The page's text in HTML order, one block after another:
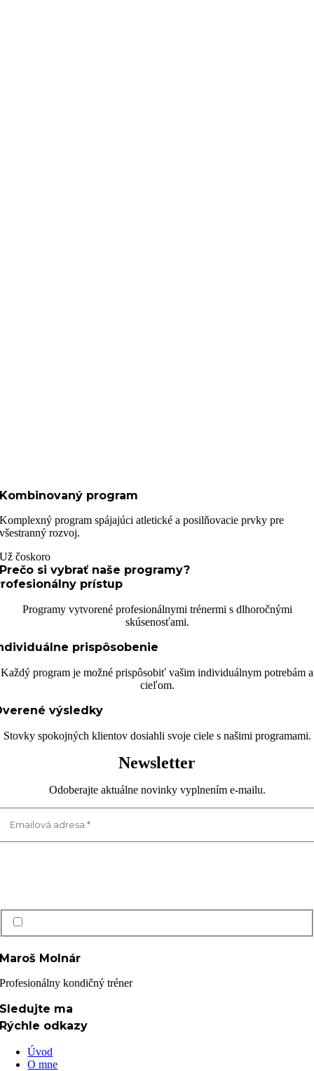
Kombinovaný program
Komplexný program spájajúci atletické a posilňovacie prvky pre
všestranný rozvoj.
Už čoskoro
Prečo si vybrať naše programy?
prístup
Programy vytvorené profesionálnymi trénermi s dlhoročnými
skúsenosťami.
prispôsobenie
Každý program je možné prispôsobiť vašim individuálnym potrebám a
cieľom.
výsledky
Stovky spokojných klientov dosiahli svoje ciele s našimi programami.
Newsletter
Odoberajte aktuálne novinky vyplnením e-mailu.
Maroš Molnár
Profesionálny kondičný tréner
Sledujte ma
Rýchle odkazy
Úvod
O mne